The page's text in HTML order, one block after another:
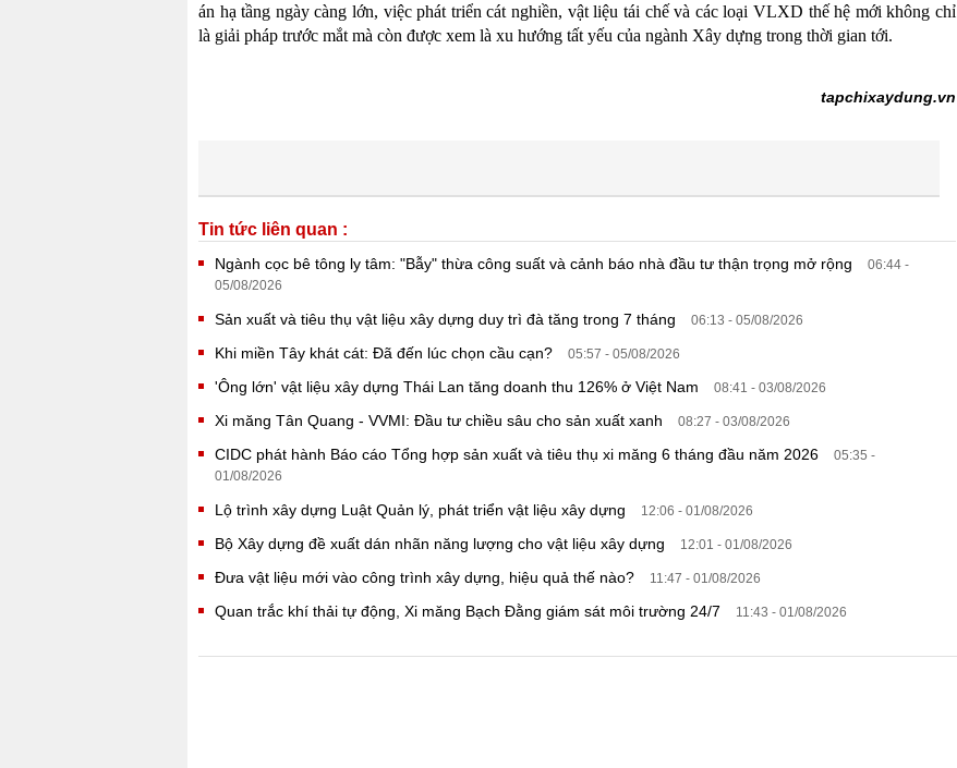
án hạ tầng ngày càng lớn, việc phát triển cát nghiền, vật liệu tái chế và các loại VLXD thế hệ mới không chỉ
là giải pháp trước mắt mà còn được xem là xu hướng tất yếu của ngành Xây dựng trong thời gian tới.
tapchixaydung.vn
Tin tức liên quan :
Ngành cọc bê tông ly tâm: "Bẫy" thừa công suất và cảnh báo nhà đầu tư thận trọng mở rộng 06:44 -
05/08/2026
Sản xuất và tiêu thụ vật liệu xây dựng duy trì đà tăng trong 7 tháng
06:13 - 05/08/2026
Khi miền Tây khát cát: Đã đến lúc chọn cầu cạn? 05:57 - 05/08/2026
'Ông lớn' vật liệu xây dựng Thái Lan tăng doanh thu 126% ở Việt Nam 08:41 - 03/08/2026
Xi măng Tân Quang - VVMI: Đầu tư chiều sâu cho sản xuất xanh 08:27 - 03/08/2026
CIDC phát hành Báo cáo Tổng hợp sản xuất và tiêu thụ xi măng 6 tháng đầu năm 2026 05:35 -
01/08/2026
Lộ trình xây dựng Luật Quản lý, phát triển vật liệu xây dựng
12:06 - 01/08/2026
Bộ Xây dựng đề xuất dán nhãn năng lượng cho vật liệu xây dựng 12:01 - 01/08/2026
Đưa vật liệu mới vào công trình xây dựng, hiệu quả thế nào? 11:47 - 01/08/2026
Quan trắc khí thải tự động, Xi măng Bạch Đằng giám sát môi trường 24/7 11:43 - 01/08/2026